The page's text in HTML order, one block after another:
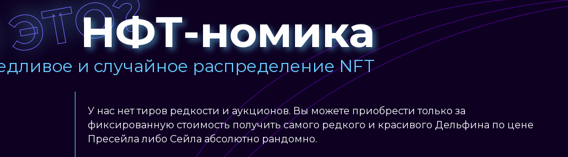
НФТ-номика
и случайное распределение NFT
У нас нет тиров редкости и аукционов. Вы можете приобрести только за
фиксированную стоимость получить самого редкого и красивого Дельфина по цене
Пресейла либо Сейла абсолютно рандомно.